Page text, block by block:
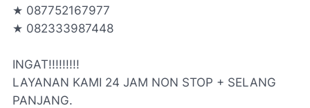
★ 087752167977
★ 082333987448
INGAT!!!!!!!!!
LAYANAN KAMI 24 JAM NON STOP + SELANG
PANJANG.